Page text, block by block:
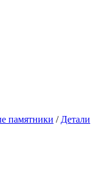
памятники / Детали